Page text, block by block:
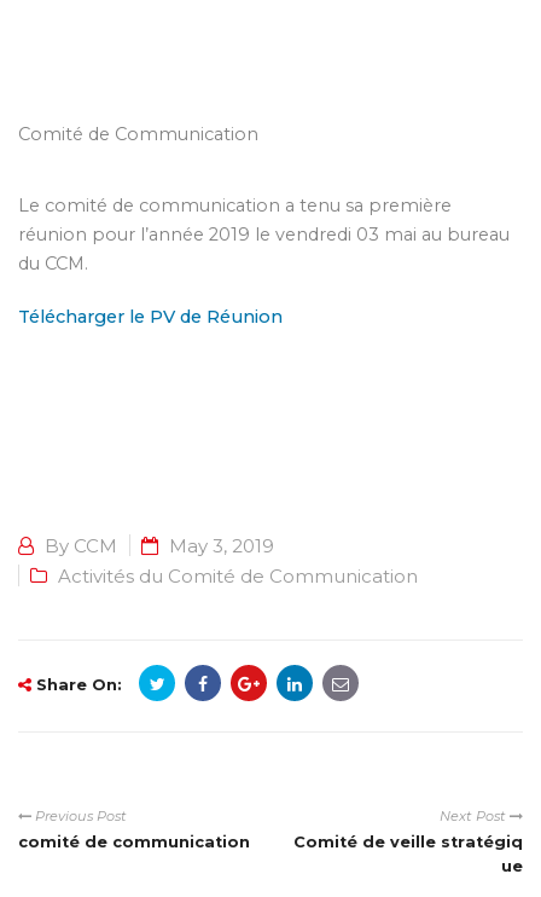
Comité de Communication
Le comité de communication a tenu sa première
réunion pour l’année 2019 le vendredi 03 mai au bureau
du CCM.
Télécharger le PV de Réunion
By CCM
May 3, 2019
Activités du Comité de Communication
Share On:
Previous Post
comité de communication
Next Post
Comité de veille stratégiq
ue